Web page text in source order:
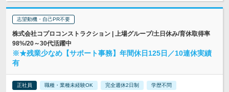
志望動機・自己PR不要
株式会社コプロコンストラクション | 上場グループ/土日休み/育休取得率
98%/20～30代活躍中
※★残業少なめ【サポート事務】年間休日125日／10連休実績
有
正社員 職種・業種未経験OK 完全週休2日制 学歴不問